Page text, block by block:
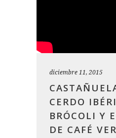
diciembre 11, 2015
CERDO
BRÓCOLI Y
DE CAFÉ